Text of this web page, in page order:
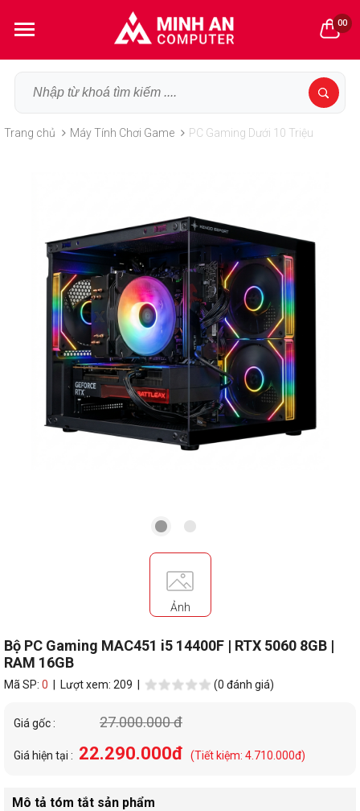
00
Trang chủ Máy Tính Chơi Game PC Gaming Dưới 10 Triệu
Ảnh
Bộ PC Gaming MAC451 i5 14400F | RTX 5060 8GB |
RAM 16GB
Mã SP: 0 | Lượt xem: 209 | (0 đánh giá)
Giá gốc : 27.000.000 đ
Giá hiện tại : 22.290.000đ (Tiết kiệm: 4.710.000đ)
Mô tả tóm tắt sản phẩm